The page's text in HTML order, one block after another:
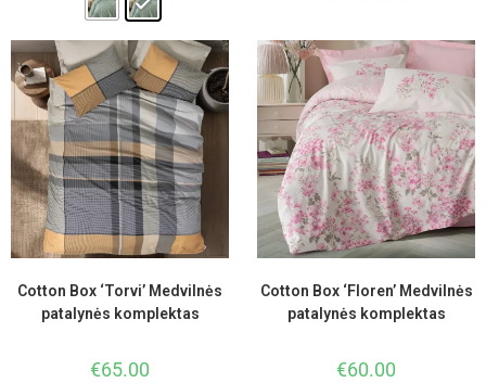
Cotton Box ‘Torvi’ Medvilnės
patalynės komplektas
€65.00
Cotton Box ‘Floren’ Medvilnės
patalynės komplektas
€60.00